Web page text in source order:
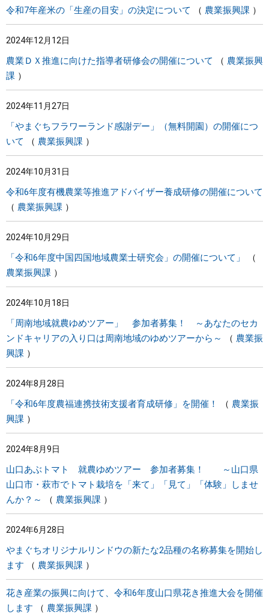
令和7年産米の「生産の目安」の決定について 農業振興課
2024年12月12日
農業ＤＸ推進に向けた指導者研修会の開催について
農業振興
課
2024年11月27日
「やまぐちフラワーランド感謝デー」（無料開園）の開催につ
いて
農業振興課
2024年10月31日
令和6年度有機農業等推進アドバイザー養成研修の開催について
農業振興課
2024年10月29日
「令和6年度中国四国地域農業士研究会」の開催について」
農業振興課
2024年10月18日
「周南地域就農ゆめツアー」 参加者募集！ ～あなたのセカ
ンドキャリアの入り口は周南地域のゆめツアーから～
農業振
興課
2024年8月28日
「令和6年度農福連携技術支援者育成研修」を開催！
農業振
興課
2024年8月9日
山口あぶトマト 就農ゆめツアー 参加者募集！ ～山口県
山口市・萩市でトマト栽培を「来て」「見て」「体験」しませ
んか？～
農業振興課
2024年6月28日
やまぐちオリジナルリンドウの新たな2品種の名称募集を開始し
ます
農業振興課
花き産業の振興に向けて、令和6年度山口県花き推進大会を開催
します
農業振興課